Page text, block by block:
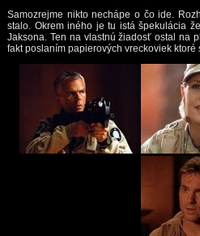
Samozrejme nikto nechápe o čo ide.
stalo. Okrem iného je tu istá špekulácia
Jaksona. Ten na vlastnú žiadosť ostal na
fakt poslaním papierových vreckoviek ktoré